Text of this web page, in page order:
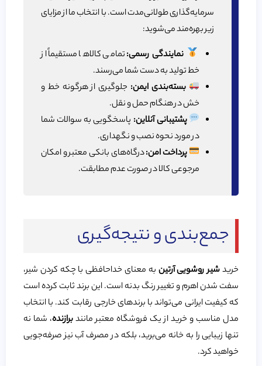
سرمایه‌گذاری طولانی‌مدت است. با انتخاب ما از مزایای
زیر بهره‌مند می‌شوید:
نمایندگی رسمی:تمامی کالاها مستقیماً از
خط تولید به دست شما می‌رسند.
بسته‌بندی ایمن: جلوگیری از هرگونه خط و
خش در هنگام حمل و نقل.
پشتیبانی آنلاین: پاسخگویی به سوالات شما
در مورد نحوه نصب و نگهداری.
پرداخت امن:درگاه‌های بانکی معتبر و امکان
مرجوعی کالا در صورت عدم مطابقت.
جمع‌بندی و نتیجه‌گیری
خریدشیر روشویی آرتین به معنای خداحافظی با چکه کردن شیر،
سفت شدن اهرم و تغییر رنگ بدنه است. این برند ثابت کرده است
که کیفیت ایرانی می‌تواند با برندهای خارجی رقابت کند. با انتخاب
مدل مناسب و خرید از یک فروشگاه معتبر مانندبرازنده، شما نه
تنها زیبایی را به خانه می‌برید، بلکه در مصرف آب نیز صرفه‌جویی
خواهید کرد.